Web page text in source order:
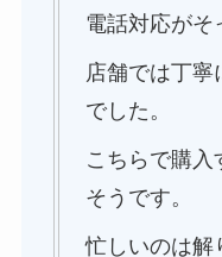
電話対応がそ
店舗では丁寧
でした。
こちらで購入
そうです。
忙しいのは解